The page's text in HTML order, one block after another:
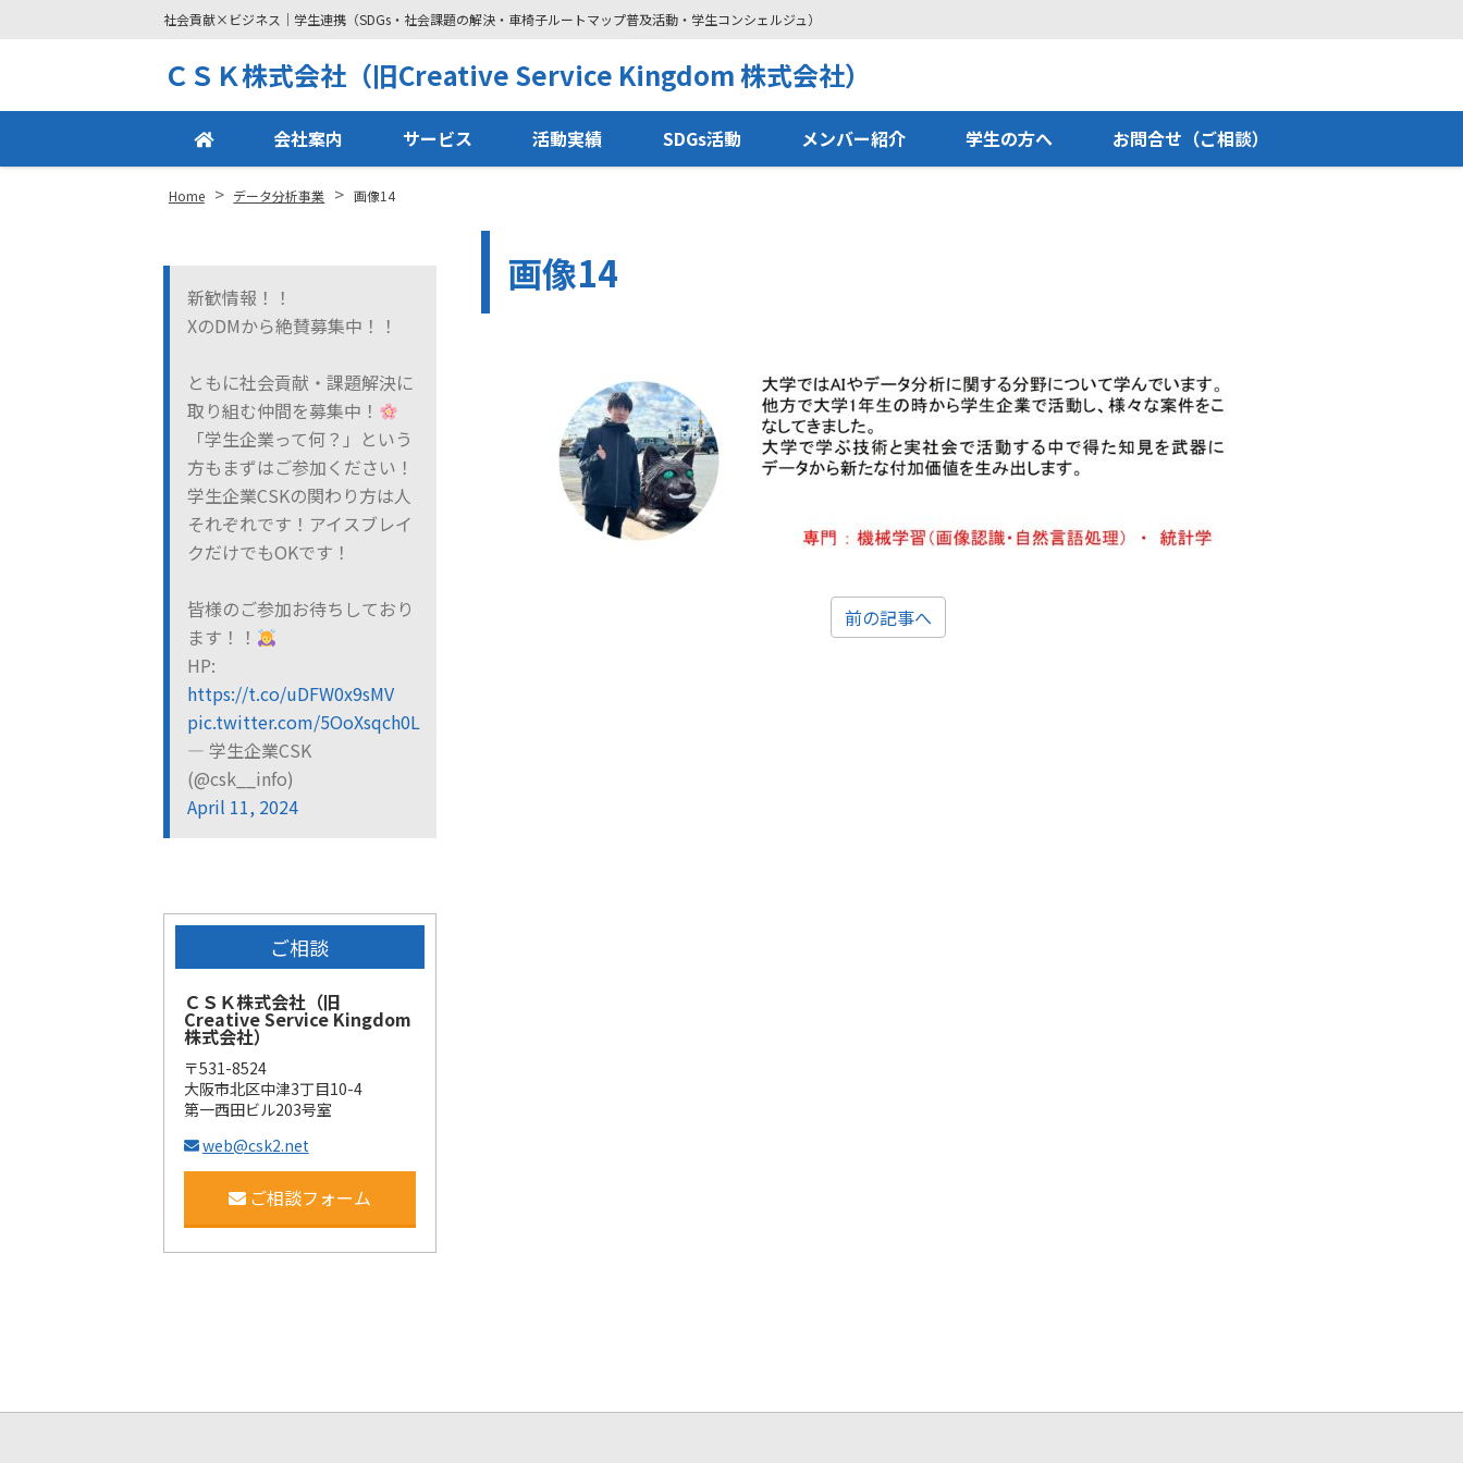
社会貢献×ビジネス｜学生連携（SDGs・社会課題の解決・車椅子ルートマップ普及活動・学生コンシェルジュ）
ＣＳＫ株式会社（旧Creative Service Kingdom 株式会社）
会社案内 サービス 活動実績 SDGs活動 メンバー紹介 学生の方へ お問合せ（ご相談）
Home > データ分析事業 > 画像14
画像14
前の記事へ
新歓情報！！
XのDMから絶賛募集中！！
ともに社会貢献・課題解決に
取り組む仲間を募集中！
「学生企業って何？」という
方もまずはご参加ください！
学生企業CSKの関わり方は人
それぞれです！アイスブレイ
クだけでもOKです！
皆様のご参加お待ちしており
ます！！
HP:
https://t.co/uDFW0x9sMV
pic.twitter.com/5OoXsqch0L
— 学生企業CSK
(@csk__info)
April 11, 2024
ご相談
ＣＳＫ株式会社（旧
Creative Service Kingdom
株式会社）
〒531-8524
大阪市北区中津3丁目10-4
第一西田ビル203号室
web@csk2.net
ご相談フォーム
Footer